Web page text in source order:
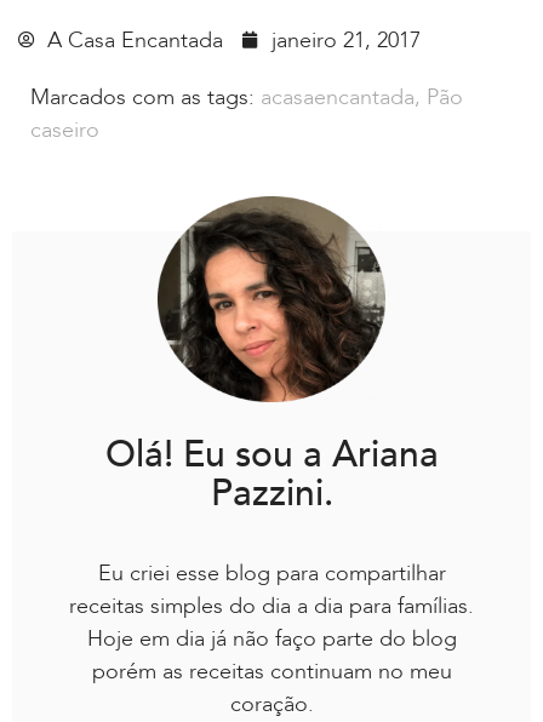
A Casa Encantada
janeiro 21, 2017
Marcados com as tags: acasaencantada, Pão
caseiro
Olá! Eu sou a Ariana
Pazzini.
Eu criei esse blog para compartilhar
receitas simples do dia a dia para famílias.
Hoje em dia já não faço parte do blog
porém as receitas continuam no meu
coração.